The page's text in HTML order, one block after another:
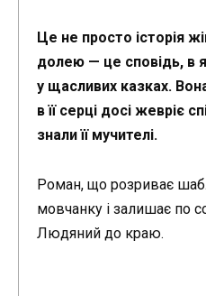
Це не просто історія
долею — це сповідь, в
у щасливих казках.
в її серці досі жевріє
знали її мучителі.
Роман, що розриває
мовчанку і залишає по
Людяний до краю.